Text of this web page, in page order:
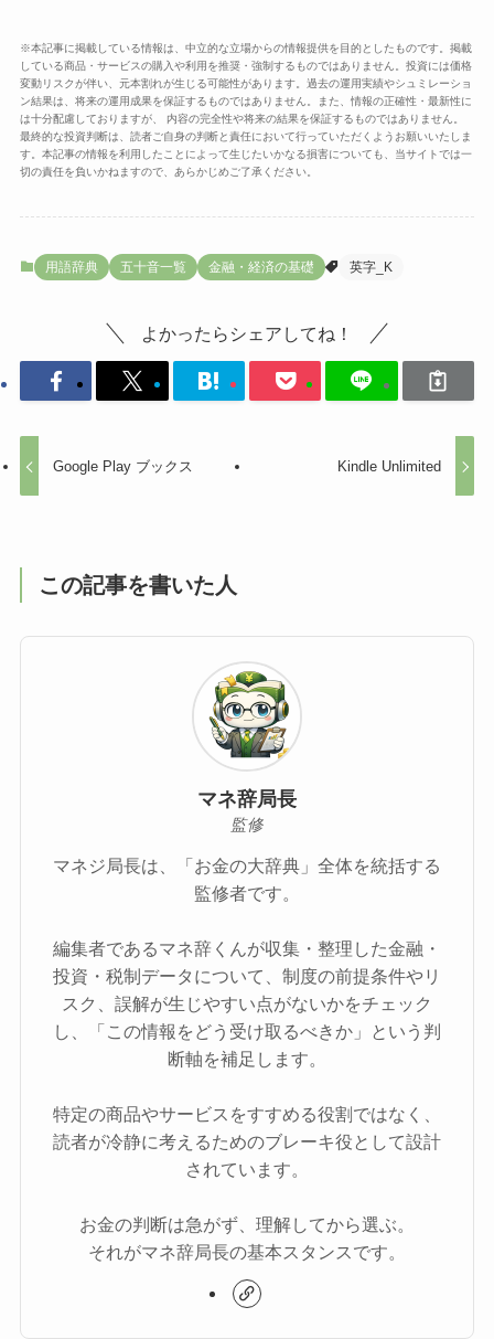
※本記事に掲載している情報は、中立的な立場からの情報提供を目的としたものです。掲載
している商品・サービスの購入や利用を推奨・強制するものではありません。投資には価格
変動リスクが伴い、元本割れが生じる可能性があります。過去の運用実績やシュミレーショ
ン結果は、将来の運用成果を保証するものではありません。また、情報の正確性・最新性に
は十分配慮しておりますが、 内容の完全性や将来の結果を保証するものではありません。
最終的な投資判断は、読者ご自身の判断と責任において行っていただくようお願いいたしま
す。本記事の情報を利用したことによって生じたいかなる損害についても、当サイトでは一
切の責任を負いかねますので、あらかじめご了承ください。
用語辞典 五十音一覧 金融・経済の基礎 英字_K
よかったらシェアしてね！
Google Play ブックス Kindle Unlimited
この記事を書いた人
マネ辞局長
監修
マネジ局長は、「お金の大辞典」全体を統括する
監修者です。
編集者であるマネ辞くんが収集・整理した金融・
投資・税制データについて、制度の前提条件やリ
スク、誤解が生じやすい点がないかをチェック
し、「この情報をどう受け取るべきか」という判
断軸を補足します。
特定の商品やサービスをすすめる役割ではなく、
読者が冷静に考えるためのブレーキ役として設計
されています。
お金の判断は急がず、理解してから選ぶ。
それがマネ辞局長の基本スタンスです。